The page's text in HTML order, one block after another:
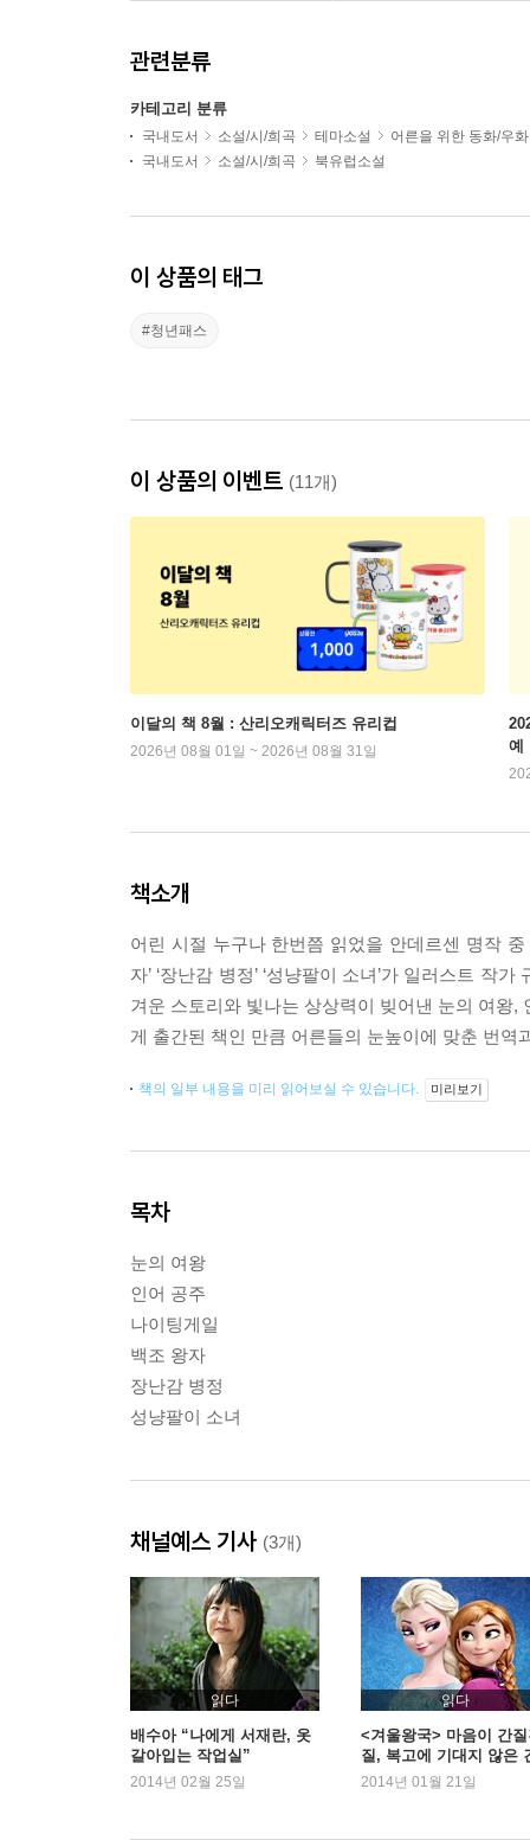
관련분류
카테고리 분류
국내도서 소설/시/희곡 테마소설
어른을 위한 동화/우화
국내도서
소설/시/희곡 북유럽소설
이 상품의 태그
#청년패스
이 상품의 이벤트 (11개)
이달의 책 8월 : 산리오캐릭터즈 유리컵
2026년 08월 01일 ~ 2026년 08월 31일
예
책소개
어린 시절 누구나 한번쯤 읽었을 안데르센 명작 중
자’ ‘장난감 병정’ ‘성냥팔이 소녀’가 일러스트
겨운 스토리와 빛나는 상상력이 빚어낸 눈의 여왕
게 출간된 책인 만큼 어른들의 눈높이에 맞춘 번역
책의 일부 내용을 미리 읽어보실 수 있습니다. 미리보기
목차
눈의 여왕
인어 공주
나이팅게일
백조 왕자
장난감 병정
성냥팔이 소녀
채널예스 기사 (3개)
읽다
배수아 “나에게 서재란, 옷
갈아입는 작업실”
2014년 02월 25일
읽다
<겨울왕국> 마음이 간
질, 복고에 기대지 않은
재함
2014년 01월 21일